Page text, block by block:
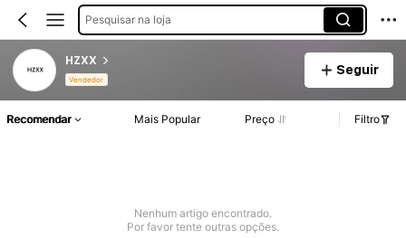
Pesquisar na loja
HZXX
Vendedor
Seguir
Recomendar Mais Popular Preço Filtro
Nenhum artigo encontrado.
Por favor tente outras opções.